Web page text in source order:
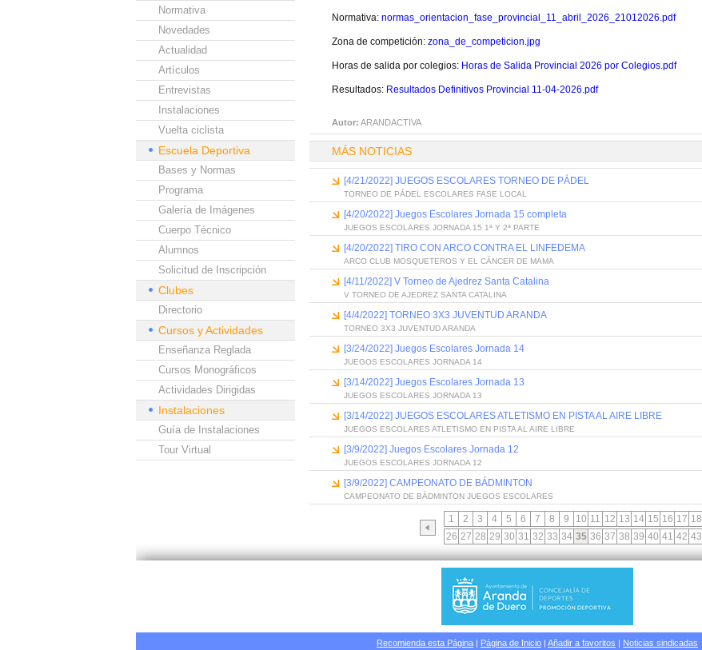
Normativa
Novedades
Actualidad
Artículos
Entrevistas
Instalaciones
Vuelta ciclista
Escuela Deportiva
Bases y Normas
Programa
Galería de Imágenes
Cuerpo Técnico
Alumnos
Solicitud de Inscripción
Clubes
Directorio
Cursos y Actividades
Enseñanza Reglada
Cursos Monográficos
Actividades Dirigidas
Instalaciones
Guía de Instalaciones
Tour Virtual
Normativa: normas_orientacion_fase_provincial_11_abril_2026_21012026.pdf
Zona de competición: zona_de_competicion.jpg
Horas de salida por colegios: Horas de Salida Provincial 2026 por Colegios.pdf
Resultados: Resultados Definitivos Provincial 11-04-2026.pdf
Autor: ARANDACTIVA
MÁS NOTICIAS
[4/21/2022] JUEGOS ESCOLARES TORNEO DE PÁDEL
TORNEO DE PÁDEL ESCOLARES FASE LOCAL
[4/20/2022] Juegos Escolares Jornada 15 completa
JUEGOS ESCOLARES JORNADA 15 1ª Y 2ª PARTE
[4/20/2022] TIRO CON ARCO CONTRA EL LINFEDEMA
ARCO CLUB MOSQUETEROS Y EL CÁNCER DE MAMA
[4/11/2022] V Torneo de Ajedrez Santa Catalina
V TORNEO DE AJEDREZ SANTA CATALINA
[4/4/2022] TORNEO 3X3 JUVENTUD ARANDA
TORNEO 3X3 JUVENTUD ARANDA
[3/24/2022] Juegos Escolares Jornada 14
JUEGOS ESCOLARES JORNADA 14
[3/14/2022] Juegos Escolares Jornada 13
JUEGOS ESCOLARES JORNADA 13
[3/14/2022] JUEGOS ESCOLARES ATLETISMO EN PISTA AL AIRE LIBRE
JUEGOS ESCOLARES ATLETISMO EN PISTA AL AIRE LIBRE
[3/9/2022] Juegos Escolares Jornada 12
JUEGOS ESCOLARES JORNADA 12
[3/9/2022] CAMPEONATO DE BÁDMINTON
CAMPEONATO DE BÁDMINTON JUEGOS ESCOLARES
1 2 3 4 5 6 7 8 9 10 11 12 13 14 15 16 17 18
26 27 28 29 30 31 32 33 34 35 36 37 38 39 40 41 42 43
Recomienda esta Página | Página de Inicio | Añadir a favoritos | Noticias sindicadas